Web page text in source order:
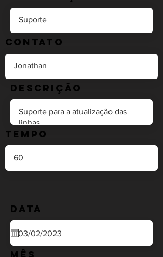
Contato
Descrição
Tempo
Data